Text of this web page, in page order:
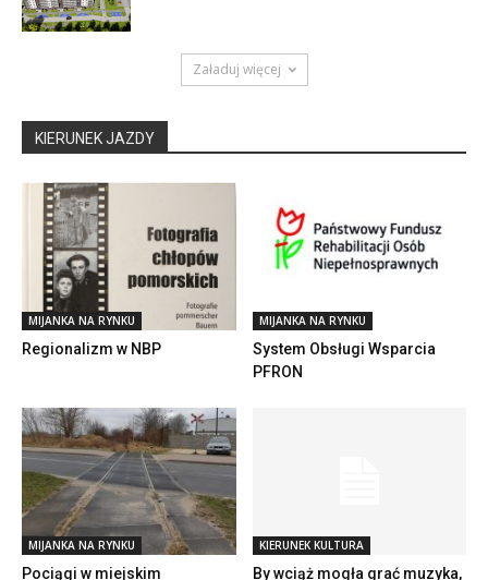
Załaduj więcej
KIERUNEK JAZDY
MIJANKA NA RYNKU
Regionalizm w NBP
MIJANKA NA RYNKU
System Obsługi Wsparcia
PFRON
MIJANKA NA RYNKU
Pociągi w miejskim
KIERUNEK KULTURA
By wciąż mogła grać muzyka,